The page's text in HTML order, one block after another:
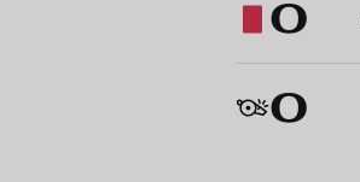
0
0